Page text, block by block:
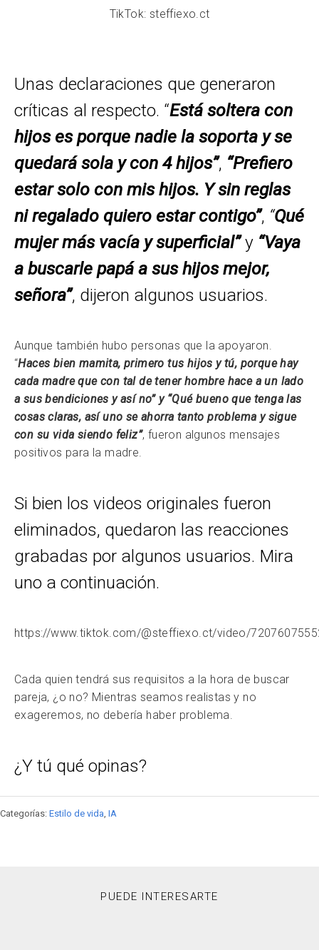
TikTok: steffiexo.ct
Unas declaraciones que generaron
críticas al respecto. “Está soltera con
hijos es porque nadie la soporta y se
quedará sola y con 4 hijos”, “Prefiero
estar solo con mis hijos. Y sin reglas
ni regalado quiero estar contigo”, “Qué
mujer más vacía y superficial”y “Vaya
a buscarle papá a sus hijos mejor,
señora”, dijeron algunos usuarios.
Aunque también hubo personas que la apoyaron.
“Haces bien mamita, primero tus hijos y tú, porque hay
cada madre que con tal de tener hombre hace a un lado
a sus bendiciones y así no” y “Qué bueno que tenga las
cosas claras, así uno se ahorra tanto problema y sigue
con su vida siendo feliz”, fueron algunos mensajes
positivos para la madre.
Si bien los videos originales fueron
eliminados, quedaron las reacciones
grabadas por algunos usuarios. Mira
uno a continuación.
https://www.tiktok.com/@steffiexo.ct/video/
Cada quien tendrá sus requisitos a la hora de buscar
pareja, ¿o no? Mientras seamos realistas y no
exageremos, no debería haber problema.
¿Y tú qué opinas?
Categorías: Estilo de vida, IA
PUEDE INTERESARTE